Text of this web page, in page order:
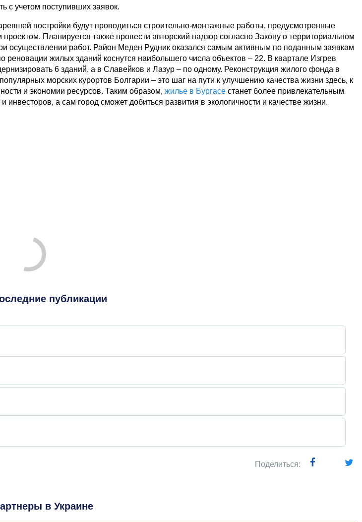
с учетом поступивших заявок.
постройки будут проводиться строительно-монтажные работы, предусмотренные
Планируется также провести авторский надзор согласно Закону о территориальном
осуществлении работ. Район Меден Рудник оказался самым активным по поданным заявкам
реновации жилых зданий коснутся наибольшего числа объектов – 22. В квартале Изгрев
6 зданий, а в Славейков и Лазур – по одному. Реконструкция жилого фонда в
морских курортов Болгарии – это шаг на пути к улучшению качества жизни здесь, к
и экономии ресурсов. Таким образом, жилье в Бургасе станет более привлекательным
инвесторов, а сам город сможет добиться развития в экологичности и качестве жизни.
публикации
Поделиться:
в Украине